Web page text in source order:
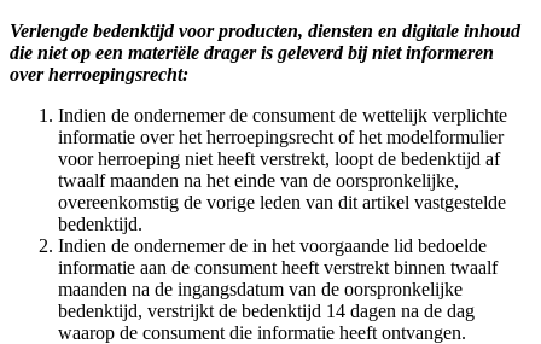
Verlengde bedenktijd voor producten, diensten en digitale inhoud
die niet op een materiële drager is geleverd bij niet informeren
over herroepingsrecht:
Indien de ondernemer de consument de wettelijk verplichte
informatie over het herroepingsrecht of het modelformulier
voor herroeping niet heeft verstrekt, loopt de bedenktijd af
twaalf maanden na het einde van de oorspronkelijke,
overeenkomstig de vorige leden van dit artikel vastgestelde
bedenktijd.
Indien de ondernemer de in het voorgaande lid bedoelde
informatie aan de consument heeft verstrekt binnen twaalf
maanden na de ingangsdatum van de oorspronkelijke
bedenktijd, verstrijkt de bedenktijd 14 dagen na de dag
waarop de consument die informatie heeft ontvangen.